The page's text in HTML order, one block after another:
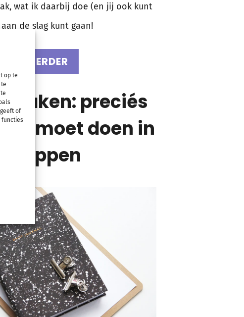
op te
of
functies
wat ik daarbij doe (en jij ook kunt
de slag kunt gaan!
LEES VERDER
maken: preciés
je moet doen in
4 stappen